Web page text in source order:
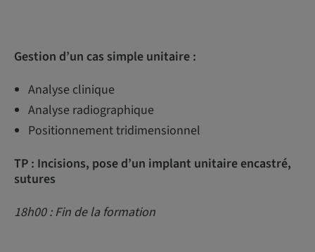
Gestion d’un cas simple unitaire :
Analyse clinique
Analyse radiographique
Positionnement tridimensionnel
TP : Incisions, pose d’un implant unitaire encastré,
sutures
18h00 : Fin de la formation